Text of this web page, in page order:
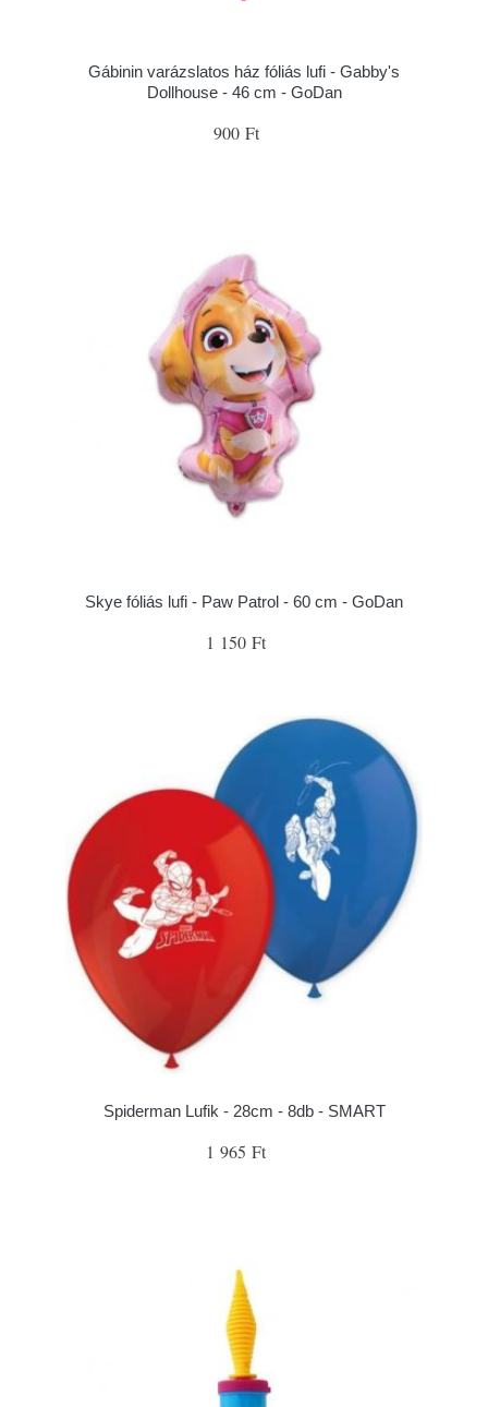
Gábinin varázslatos ház fóliás lufi - Gabby's
Dollhouse - 46 cm - GoDan
900 Ft
Skye fóliás lufi - Paw Patrol - 60 cm - GoDan
1 150 Ft
Spiderman Lufik - 28cm - 8db - SMART
1 965 Ft